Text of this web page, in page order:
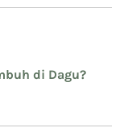
di Dagu?